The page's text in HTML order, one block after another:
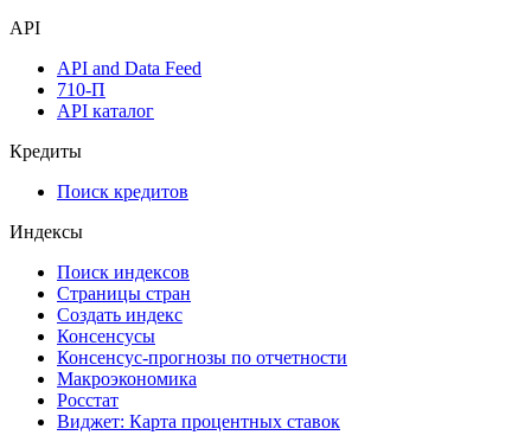
API
API and Data Feed
710-П
API каталог
Кредиты
Поиск кредитов
Индексы
Поиск индексов
Страницы стран
Создать индекс
Консенсусы
Консенсус-прогнозы по отчетности
Макроэкономика
Росстат
Виджет: Карта процентных ставок